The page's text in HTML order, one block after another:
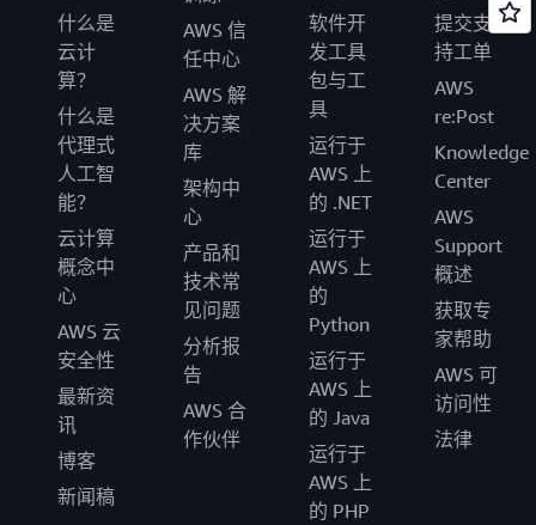
什么是
云计
算？
什么是
代理式
人工智
能？
云计算
概念中
心
AWS 云
安全性
最新资
讯
博客
新闻稿
AWS 信
任中心
AWS 解
决方案
库
架构中
心
产品和
技术常
见问题
分析报
告
AWS 合
作伙伴
软件开
发工具
包与工
具
运行于
AWS 上
的 .NET
运行于
AWS 上
的
Python
运行于
AWS 上
的 Java
运行于
AWS 上
的 PHP
提交支
持工单
AWS
re:Post
Knowledge
Center
AWS
Support
概述
获取专
家帮助
AWS 可
访问性
法律